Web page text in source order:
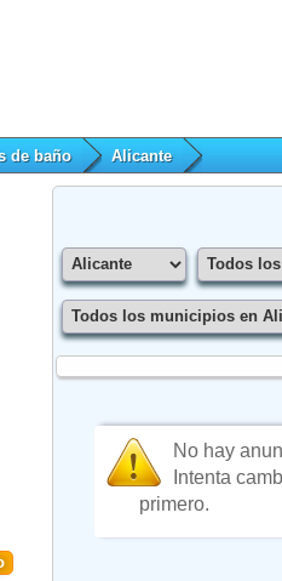
de baño Alicante
No hay
Intenta
primero.